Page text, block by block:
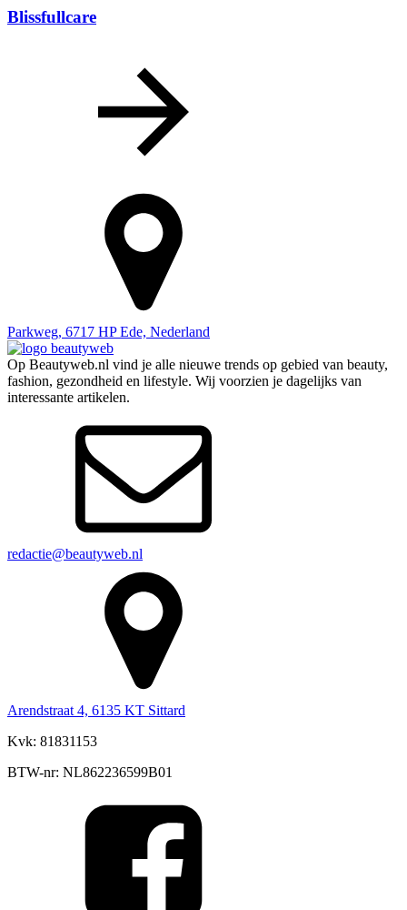
Blissfullcare
Parkweg, 6717 HP Ede, Nederland
Op Beautyweb.nl vind je alle nieuwe trends op gebied van beauty,
fashion, gezondheid en lifestyle. Wij voorzien je dagelijks van
interessante artikelen.
redactie@beautyweb.nl
Arendstraat 4, 6135 KT Sittard
Kvk: 81831153
BTW-nr: NL862236599B01